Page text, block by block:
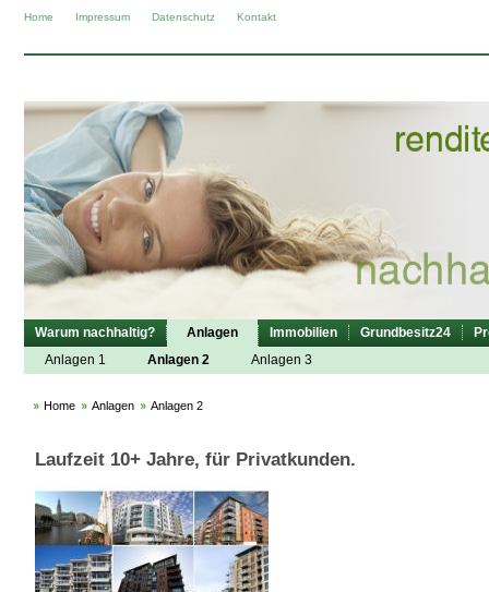
Home Impressum Datenschutz Kontakt
Warum nachhaltig? Anlagen Immobilien Grundbesitz24
Anlagen 1
Anlagen 2 Anlagen 3
Home Anlagen Anlagen 2
Laufzeit 10+ Jahre, für Privatkunden.